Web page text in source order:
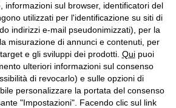
Tutti i diritti riservati.
unico, sede legale: via Adua 33 - 13855
- P.I. 01939830020, Reg. Imprese di
R.E.A. BI - 171345, N. Reg. Pile:
Reg. AEE: IT08020000002105 Capitale
i.v, Società soggetta all'attività di direzione
Beteiligungs -Verwaltungsgesellschaft
mbH.
informazioni sul browser, identificatori del
utilizzati per l'identificazione su siti di
indirizzi e-mail pseudonimizzati), per la
misurazione di annunci e contenuti, per
e gli sviluppi dei prodotti. Quipuoi
ulteriori informazioni sul consenso
di revocarlo) e sulle opzioni di
personalizzare la portata del consenso
"Impostazioni". Facendo clic sul link